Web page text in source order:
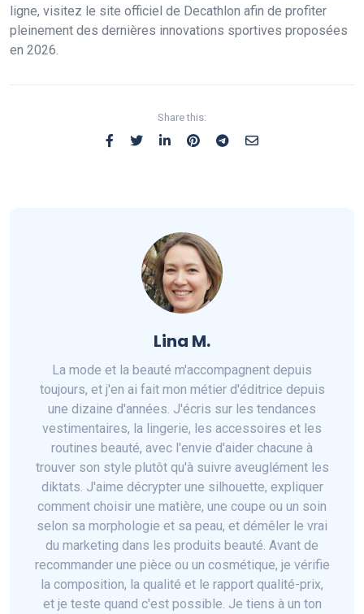
ligne, visitez le site officiel de Decathlon afin de profiter
pleinement des dernières innovations sportives proposées
en 2026.
Share this:
Lina M.
La mode et la beauté m'accompagnent depuis
toujours, et j'en ai fait mon métier d'éditrice depuis
une dizaine d'années. J'écris sur les tendances
vestimentaires, la lingerie, les accessoires et les
routines beauté, avec l'envie d'aider chacune à
trouver son style plutôt qu'à suivre aveuglément les
diktats. J'aime décrypter une silhouette, expliquer
comment choisir une matière, une coupe ou un soin
selon sa morphologie et sa peau, et démêler le vrai
du marketing dans les produits beauté. Avant de
recommander une pièce ou un cosmétique, je vérifie
la composition, la qualité et le rapport qualité-prix,
et je teste quand c'est possible. Je tiens à un ton